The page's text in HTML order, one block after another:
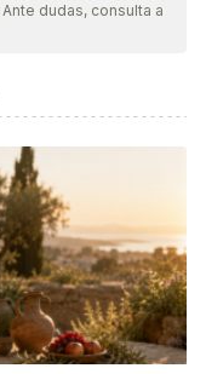
artículo fue
dudas, consulta a